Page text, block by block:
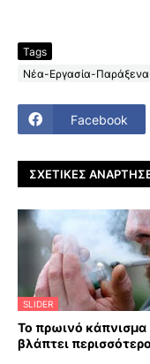
Tags
Νέα-Εργασία-Παράξενα-
Facebook
ΣΧΕΤΙΚΈΣ
SLIDER
Το πρωινό κάπνισμα
βλάπτει περισσότερο